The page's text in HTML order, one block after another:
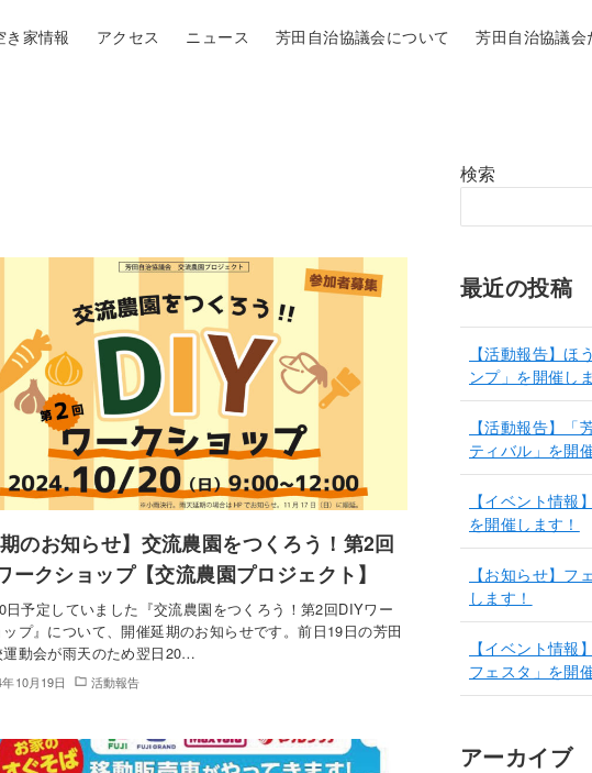
き家情報 アクセス ニュース 芳田自治協議会について 芳田自治協議会
期のお知らせ】交流農園をつくろう！第2回
ークショップ【交流農園プロジェクト】
日予定していました『交流農園をつくろう！第2回DIYワー
ップ』について、開催延期のお知らせです。前日19日の芳田
動会が雨天のため翌日20…
10月19日 活動報告
検索
最近の投稿
【活動報告】ほ
ンプ」を開催し
【活動報告】「
ティバル」を開
【イベント情報
を開催します！
【お知らせ】フ
します！
【イベント情報
フェスタ」を開
アーカイブ